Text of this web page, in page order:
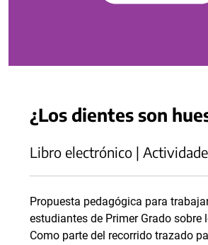
¿Los dientes son
Libro electrónico |
Propuesta pedagógica para
estudiantes de Primer Grado sobre
Como parte del recorrido trazado